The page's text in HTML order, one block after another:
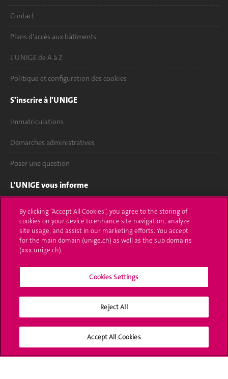
Contact
Plans d'accès aux bâtiments
L'UNIGE de A à Z
Politique et configuration des cookies
S'inscrire à l'UNIGE
Immatriculations
Démarches administratives
Poser une question
L'UNIGE vous informe
UNIGE Mobile
Médias
Offres d'emploi
Bibliothèque
Calendrier académique
Accréditation
By clicking “Accept All Cookies”, you agree to the storing of
cookies on your device to enhance site navigation, analyze
site usage, and assist in our marketing efforts. You accept
for the main domain (unige.ch) as well as the sub domains
(xxx.unige.ch).
Cookies Settings
Reject All
Accept All Cookies